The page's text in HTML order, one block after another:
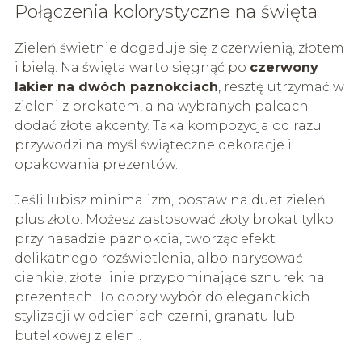
Połączenia kolorystyczne na święta
Zieleń świetnie dogaduje się z czerwienią, złotem
i bielą. Na święta warto sięgnąć po czerwony
lakier na dwóch paznokciach, resztę utrzymać w
zieleni z brokatem, a na wybranych palcach
dodać złote akcenty. Taka kompozycja od razu
przywodzi na myśl świąteczne dekoracje i
opakowania prezentów.
Jeśli lubisz minimalizm, postaw na duet zieleń
plus złoto. Możesz zastosować złoty brokat tylko
przy nasadzie paznokcia, tworząc efekt
delikatnego rozświetlenia, albo narysować
cienkie, złote linie przypominające sznurek na
prezentach. To dobry wybór do eleganckich
stylizacji w odcieniach czerni, granatu lub
butelkowej zieleni.